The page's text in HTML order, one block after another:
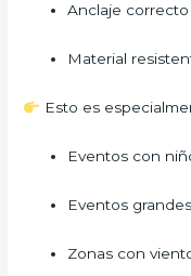
Anclaje correcto
Material
Esto es
Eventos con
Eventos grandes
Zonas con